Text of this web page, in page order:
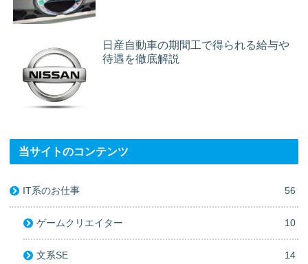
日産自動車の期間工で得られる給与や
待遇を徹底解説
当サイトのコンテンツ
IT系のお仕事 56
ゲームクリエイター 10
文系SE 14